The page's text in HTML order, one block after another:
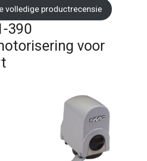
volledige productrecensie
390
voor